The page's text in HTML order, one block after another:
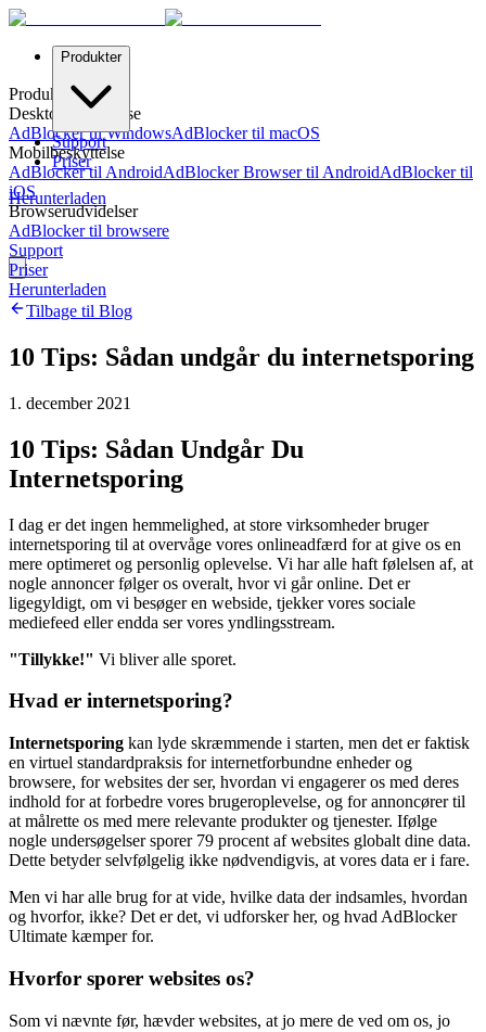
Produkter
Support
Priser
Herunterladen
Produkter
Desktopbeskyttelse
AdBlocker til WindowsAdBlocker til macOS
Mobilbeskyttelse
AdBlocker til AndroidAdBlocker Browser til AndroidAdBlocker til
iOS
Browserudvidelser
AdBlocker til browsere
Support
Priser
Herunterladen
Tilbage til Blog
10 Tips: Sådan undgår du internetsporing
1. december 2021
10 Tips: Sådan Undgår Du
Internetsporing
I dag er det ingen hemmelighed, at store virksomheder bruger
internetsporing til at overvåge vores onlineadfærd for at give os en
mere optimeret og personlig oplevelse. Vi har alle haft følelsen af, at
nogle annoncer følger os overalt, hvor vi går online. Det er
ligegyldigt, om vi besøger en webside, tjekker vores sociale
mediefeed eller endda ser vores yndlingsstream.
"Tillykke!" Vi bliver alle sporet.
Hvad er internetsporing?
Internetsporing kan lyde skræmmende i starten, men det er faktisk
en virtuel standardpraksis for internetforbundne enheder og
browsere, for websites der ser, hvordan vi engagerer os med deres
indhold for at forbedre vores brugeroplevelse, og for annoncører til
at målrette os med mere relevante produkter og tjenester. Ifølge
nogle undersøgelser sporer 79 procent af websites globalt dine data.
Dette betyder selvfølgelig ikke nødvendigvis, at vores data er i fare.
Men vi har alle brug for at vide, hvilke data der indsamles, hvordan
og hvorfor, ikke? Det er det, vi udforsker her, og hvad AdBlocker
Ultimate kæmper for.
Hvorfor sporer websites os?
Som vi nævnte før, hævder websites, at jo mere de ved om os, jo